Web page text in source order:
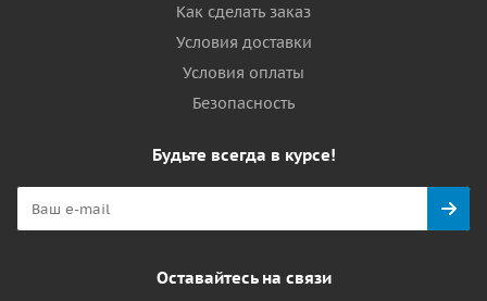
Как сделать заказ
Условия доставки
Условия оплаты
Безопасность
Будьте всегда в курсе!
Оставайтесь на связи